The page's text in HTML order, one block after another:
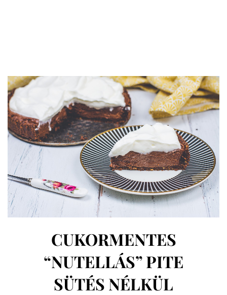
CUKORMENTES
“NUTELLÁS” PITE
SÜTÉS NÉLKÜL